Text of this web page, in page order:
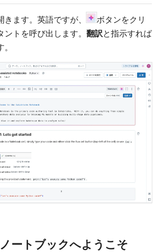
きます。英語ですが、
ボタンをクリ
トを呼び出します。 翻訳と指示すれば
ートブックへようこそ